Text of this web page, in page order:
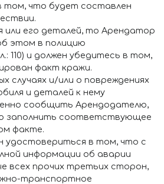
том, что будет составлен
или его деталей, то Арендатор
этом в полицию
110) и должен убедитесь в том,
факт кражи.
случаях и/или о повреждениях
и деталей к нему
сообщить Арендодателю,
заполнить соответствующее
факте.
удостовериться в том, что с
информации об аварии
всех прочих третьих сторон,
транспортное